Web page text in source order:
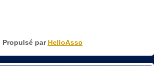
Propulsé par HelloAsso